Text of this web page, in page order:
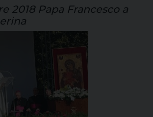
2018 Papa Francesco a